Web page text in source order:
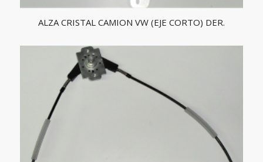
ALZA CRISTAL CAMION VW (EJE CORTO) DER.